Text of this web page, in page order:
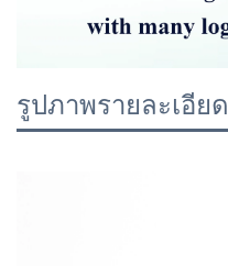
รูปภาพรายละเอียด